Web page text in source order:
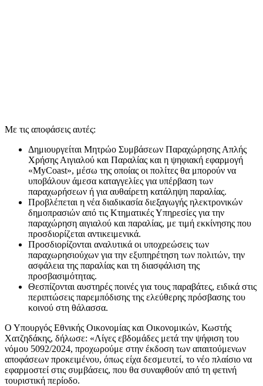
Με τις αποφάσεις αυτές:
Δημιουργείται Μητρώο Συμβάσεων Παραχώρησης Απλής
Χρήσης Αιγιαλού και Παραλίας και η ψηφιακή εφαρμογή
«MyCoast», μέσω της οποίας οι πολίτες θα μπορούν να
υποβάλουν άμεσα καταγγελίες για υπέρβαση των
παραχωρήσεων ή για αυθαίρετη κατάληψη παραλίας.
Προβλέπεται η νέα διαδικασία διεξαγωγής ηλεκτρονικών
δημοπρασιών από τις Κτηματικές Υπηρεσίες για την
παραχώρηση αιγιαλού και παραλίας, με τιμή εκκίνησης που
προσδιορίζεται αντικειμενικά.
Προσδιορίζονται αναλυτικά οι υποχρεώσεις των
παραχωρησιούχων για την εξυπηρέτηση των πολιτών, την
ασφάλεια της παραλίας και τη διασφάλιση της
προσβασιμότητας.
Θεσπίζονται αυστηρές ποινές για τους παραβάτες, ειδικά στις
περιπτώσεις παρεμπόδισης της ελεύθερης πρόσβασης του
κοινού στη θάλασσα.
Ο Υπουργός Εθνικής Οικονομίας και Οικονομικών, Κωστής
Χατζηδάκης, δήλωσε: «Λίγες εβδομάδες μετά την ψήφιση του
νόμου 5092/2024, προχωρούμε στην έκδοση των απαιτούμενων
αποφάσεων προκειμένου, όπως είχα δεσμευτεί, το νέο πλαίσιο να
εφαρμοστεί στις συμβάσεις, που θα συναφθούν από τη φετινή
τουριστική περίοδο.